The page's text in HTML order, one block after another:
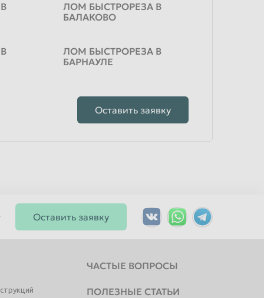
ЛОМ БЫСТРОРЕЗА В
БАЛАКОВО
ЛОМ БЫСТРОРЕЗА В
БАРНАУЛЕ
Оставить заявку
Оставить заявку
ЧАСТЫЕ ВОПРОСЫ
ПОЛЕЗНЫЕ СТАТЬИ